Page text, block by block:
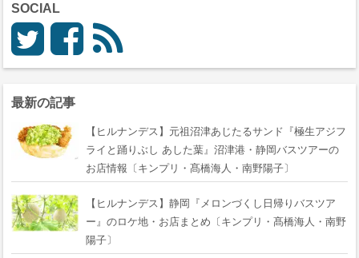
SOCIAL
最新の記事
【ヒルナンデス】元祖沼津あじたるサンド『極生アジフ
ライと踊りぶし あした葉』沼津港・静岡バスツアーの
お店情報〔キンプリ・髙橋海人・南野陽子〕
【ヒルナンデス】静岡『メロンづくし日帰りバスツア
ー』のロケ地・お店まとめ〔キンプリ・髙橋海人・南野
陽子〕